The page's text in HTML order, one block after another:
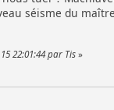
séisme du
22:01:44 par Tis »